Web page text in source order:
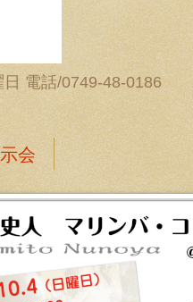
電話/0749-48-0186
会